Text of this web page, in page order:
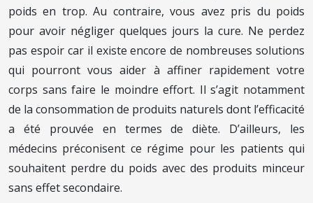
poids en trop. Au contraire, vous avez pris du poids
pour avoir négliger quelques jours la cure. Ne perdez
pas espoir car il existe encore de nombreuses solutions
qui pourront vous aider à affiner rapidement votre
corps sans faire le moindre effort. Il s’agit notamment
de la consommation de produits naturels dont l’efficacité
a été prouvée en termes de diète. D’ailleurs, les
médecins préconisent ce régime pour les patients qui
souhaitent perdre du poids avec des produits minceur
sans effet secondaire.